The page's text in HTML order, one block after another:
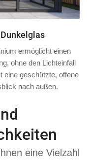
ermöglicht einen
ohne den Lichteinfall
eine geschützte, offene
nach außen.
eine Vielzahl